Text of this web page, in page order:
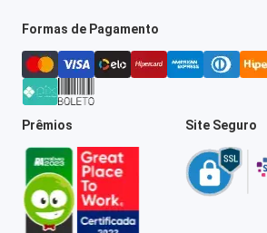
Formas de Pagamento
Prêmios Site Seguro